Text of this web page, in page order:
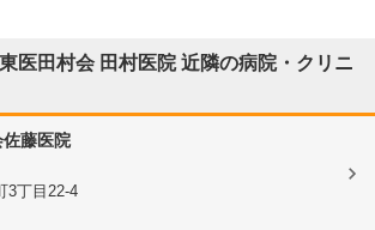
医田村会 田村医院近隣の病院・クリニ
佐藤医院
3丁目22-4